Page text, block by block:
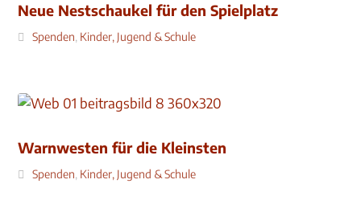
Neue Nestschaukel für den Spielplatz
Spenden, Kinder, Jugend & Schule
Warnwesten für die Kleinsten
Spenden, Kinder, Jugend & Schule